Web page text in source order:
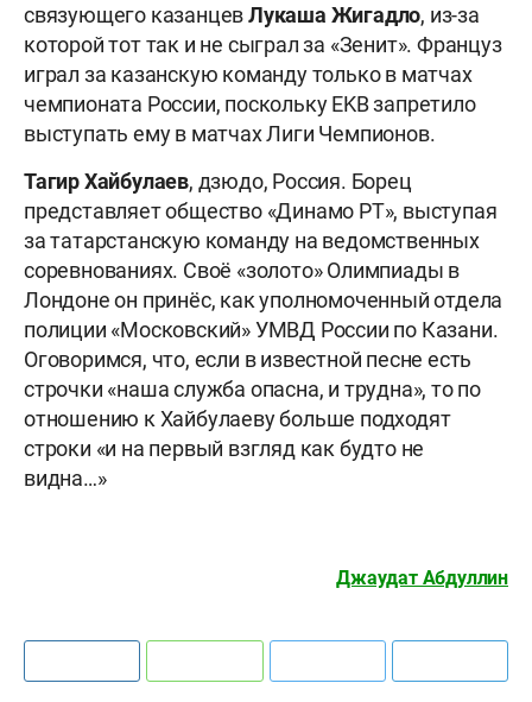
связующего казанцевЛукаша Жигадло, из-за
которой тот так и не сыграл за «Зенит». Француз
играл за казанскую команду только в матчах
чемпионата России, поскольку EKB запретило
выступать ему в матчах Лиги Чемпионов.
Тагир Хайбулаев, дзюдо, Россия. Борец
представляет общество «Динамо РТ», выступая
за татарстанскую команду на ведомственных
соревнованиях. Своё «золото» Олимпиады в
Лондоне он принёс, как уполномоченный отдела
полиции «Московский» УМВД России по Казани.
Оговоримся, что, если в известной песне есть
строчки «наша служба опасна, и трудна», то по
отношению к Хайбулаеву больше подходят
строки «и на первый взгляд как будто не
видна…»
Джаудат Абдуллин